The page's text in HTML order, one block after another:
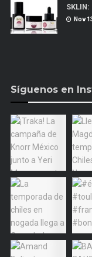
SKLIN:
Nov
Síguenos en